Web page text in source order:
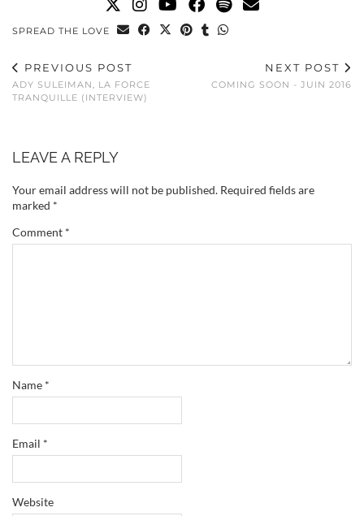
SPREAD THE LOVE
PREVIOUS POST
ADY SULEIMAN, LA FORCE
TRANQUILLE (INTERVIEW)
NEXT POST
COMING SOON - JUIN 2016
LEAVE A REPLY
Your email address will not be published. Required fields are
marked *
Comment *
Name *
Email *
Website